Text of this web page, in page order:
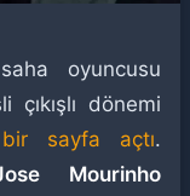
oyuncusu
dönemi
sayfa açtı.
Mourinho